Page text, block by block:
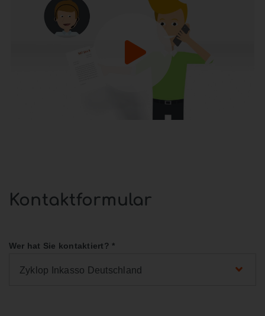
Kontaktformular
Wer hat Sie kontaktiert? *
Zyklop Inkasso Deutschland